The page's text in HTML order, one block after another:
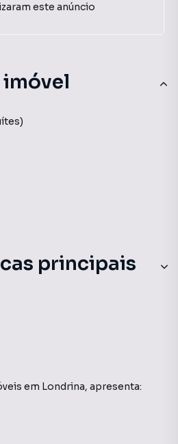
principais
em Londrina, apresenta:
este anúncio